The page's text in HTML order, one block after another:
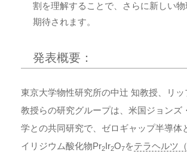
割を理解することで、さらに新しい
期待されます。
発表概要：
東京大学物性研究所の中辻 知教授、リ
教授らの研究グループは、米国ジョンズ
学との共同研究で、ゼロギャップ半導体
イリジウム酸化物Pr2Ir2O7をテラヘルツ（